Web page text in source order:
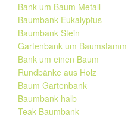
Bank um Baum Metall
Baumbank Eukalyptus
Baumbank Stein
Gartenbank um Baumstamm
Bank um einen Baum
Rundbänke aus Holz
Baum Gartenbank
Baumbank halb
Teak Baumbank